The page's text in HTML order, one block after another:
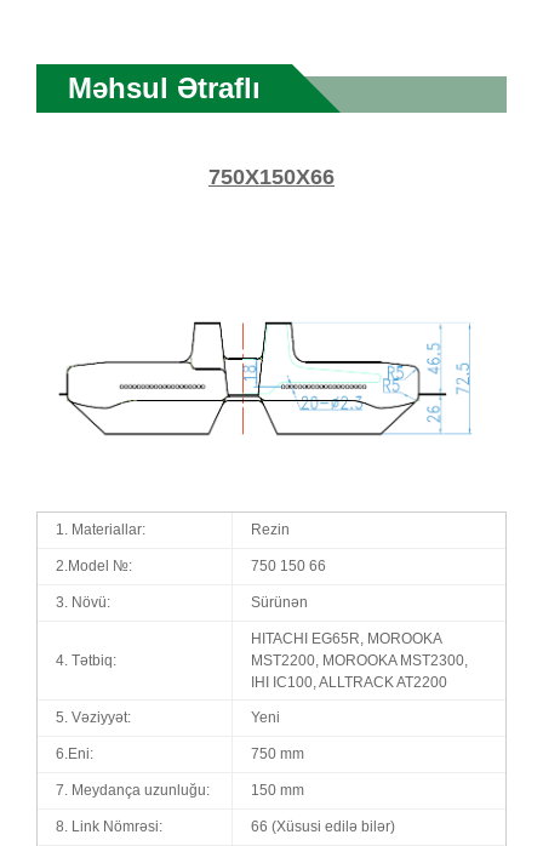
Məhsul Ətraflı
750X150X66
1. Materiallar: Rezin
2.Model №: 750 150 66
3. Növü: Sürünən
4. Tətbiq:
HITACHI EG65R, MOROOKA
MST2200, MOROOKA MST2300,
IHI IC100, ALLTRACK AT2200
5. Vəziyyət: Yeni
6.Eni: 750 mm
7. Meydança uzunluğu: 150 mm
8. Link Nömrəsi: 66 (Xüsusi edilə bilər)